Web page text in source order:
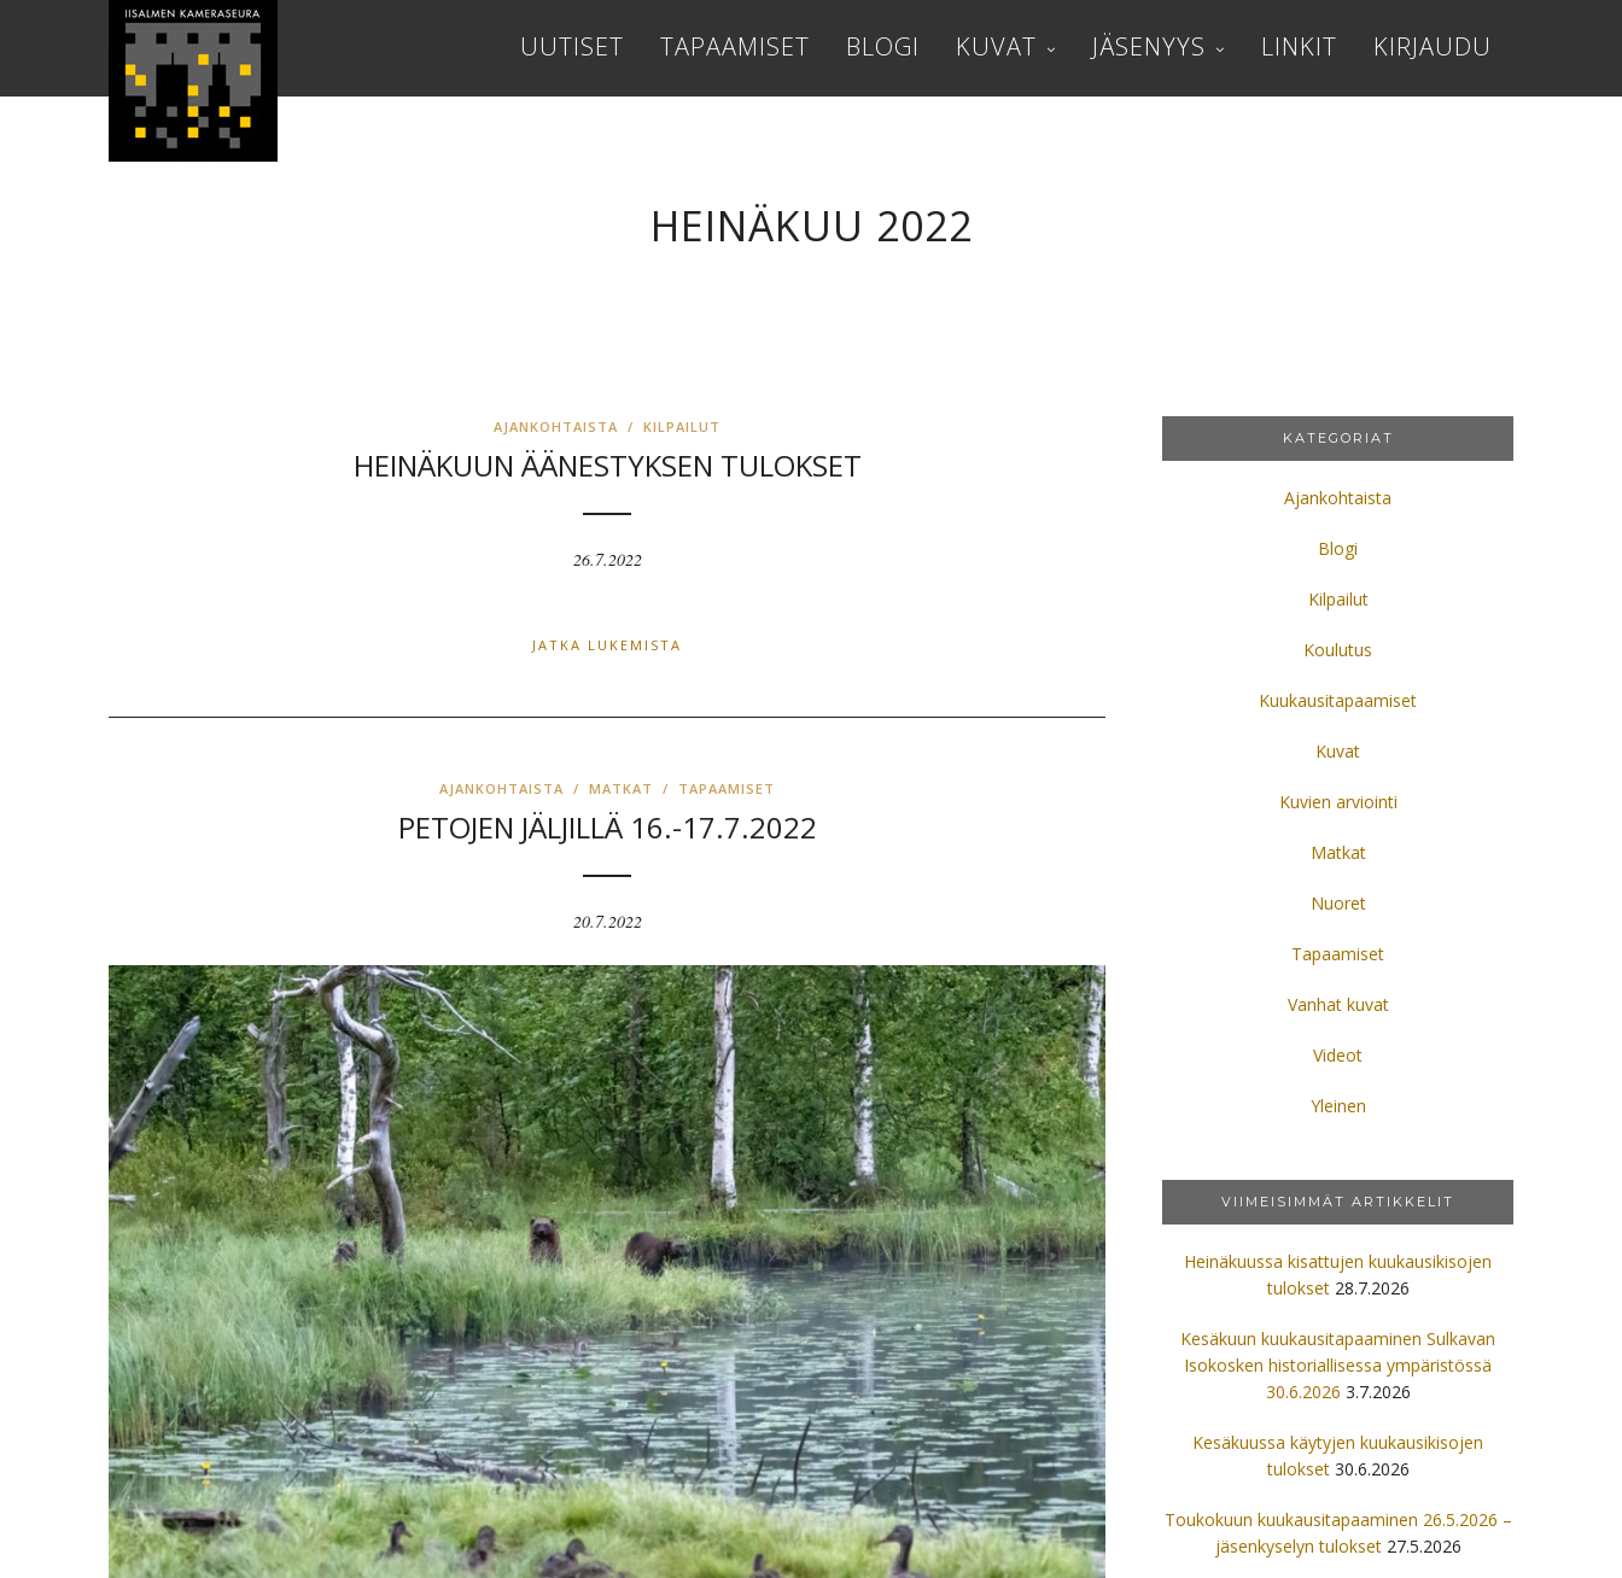
UUTISET TAPAAMISET BLOGI KUVAT JÄSENYYS LINKIT KIRJAUDU
HEINÄKUU 2022
AJANKOHTAISTA /KILPAILUT
HEINÄKUUN ÄÄNESTYKSEN TULOKSET
26.7.2022
JATKA LUKEMISTA
AJANKOHTAISTA /MATKAT / TAPAAMISET
PETOJEN JÄLJILLÄ 16.-17.7.2022
20.7.2022
KATEGORIAT
Ajankohtaista
Blogi
Kilpailut
Koulutus
Kuukausitapaamiset
Kuvat
Kuvien arviointi
Matkat
Nuoret
Tapaamiset
Vanhat kuvat
Videot
Yleinen
VIIMEISIMMÄT ARTIKKELIT
Heinäkuussa kisattujen kuukausikisojen
tulokset 28.7.2026
Kesäkuun kuukausitapaaminen Sulkavan
Isokosken historiallisessa ympäristössä
30.6.2026 3.7.2026
Kesäkuussa käytyjen kuukausikisojen
tulokset 30.6.2026
Toukokuun kuukausitapaaminen 26.5.2026 –
jäsenkyselyn tulokset 27.5.2026